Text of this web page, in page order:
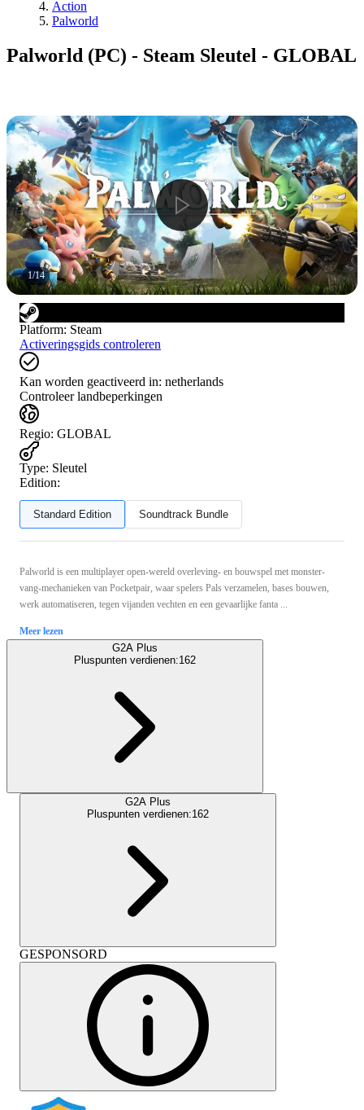
Action
Palworld
Palworld (PC) - Steam Sleutel - GLOBAL
1/14
Platform: Steam
Activeringsgids controleren
Kan worden geactiveerd in: netherlands
Controleer landbeperkingen
Regio: GLOBAL
Type: Sleutel
Edition:
Standard Edition Soundtrack Bundle
Palworld is een multiplayer open‑wereld overleving- en bouwspel met monster-
vang-mechanieken van Pocketpair, waar spelers Pals verzamelen, bases bouwen,
werk automatiseren, tegen vijanden vechten en een gevaarlijke fanta ...
Meer lezen
G2A Plus
Pluspunten verdienen:162
G2A Plus
Pluspunten verdienen:162
GESPONSORD